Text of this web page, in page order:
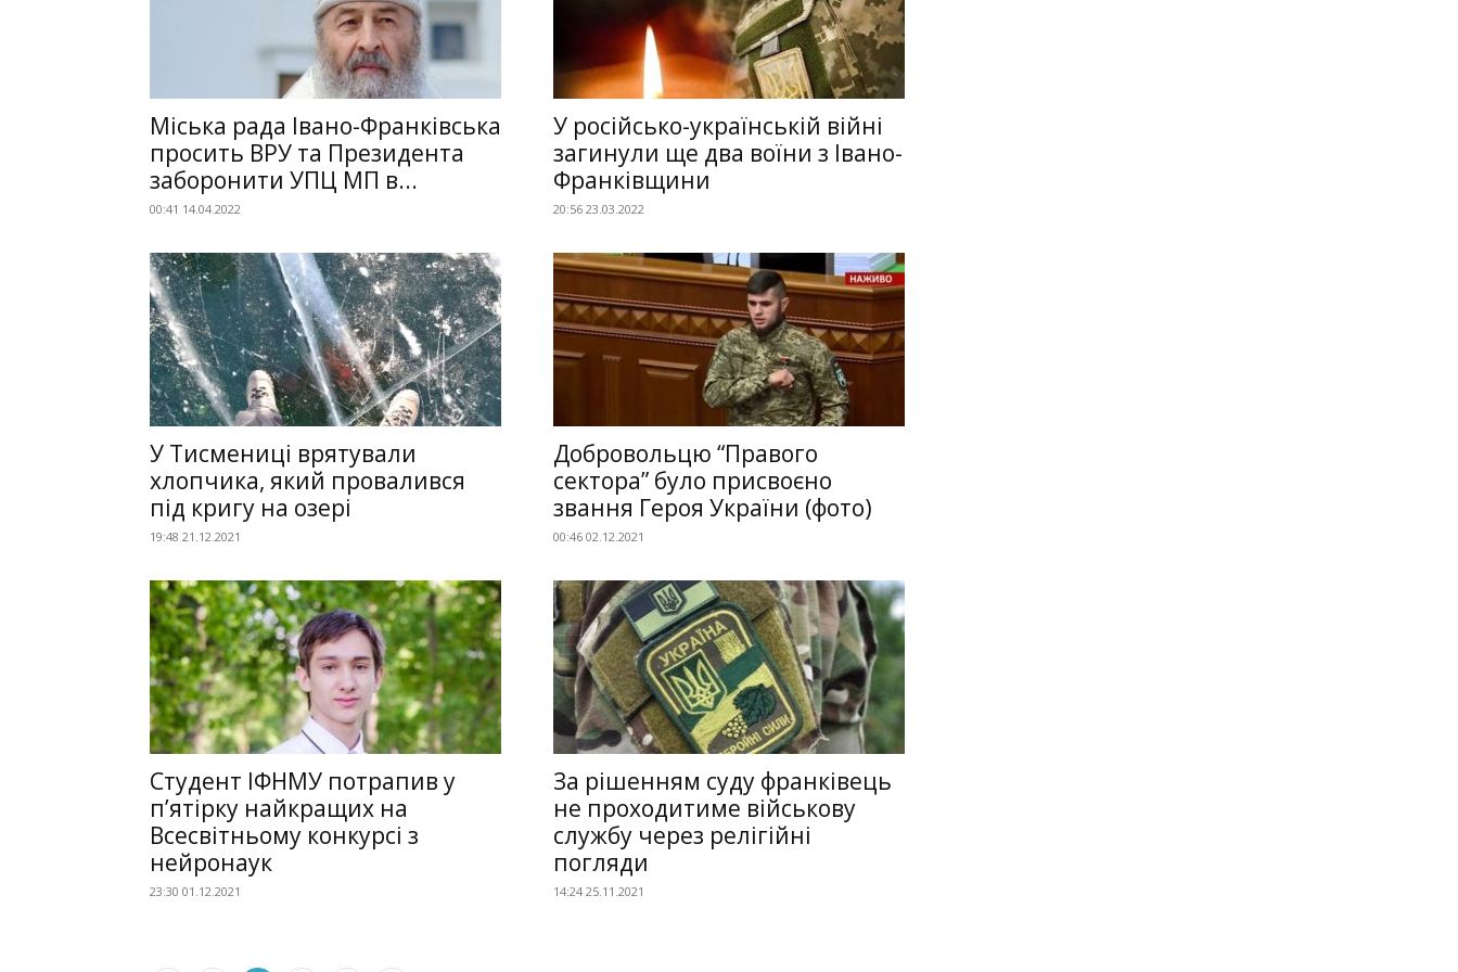
Міська рада Івано-Франківська
просить ВРУ та Президента
заборонити УПЦ МП в...
00:41 14.04.2022
У російсько-українській війні
загинули ще два воїни з Івано-
Франківщини
20:56 23.03.2022
У Тисмениці врятували
хлопчика, який провалився
під кригу на озері
19:48 21.12.2021
Добровольцю “Правого
сектора” було присвоєно
звання Героя України (фото)
00:46 02.12.2021
Студент ІФНМУ потрапив у
п’ятірку найкращих на
Всесвітньому конкурсі з
нейронаук
23:30 01.12.2021
За рішенням суду франківець
не проходитиме військову
службу через релігійні
погляди
14:24 25.11.2021